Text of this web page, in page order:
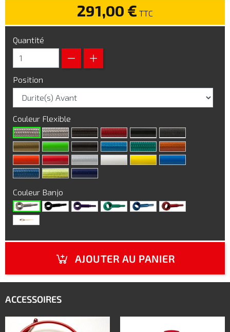
291,00 € TTC
Quantité
Position
Couleur Flexible
Couleur Banjo
AJOUTER AU PANIER
ACCESSOIRES